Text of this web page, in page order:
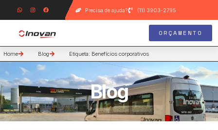
Precisa de ajuda? (11) 3903-2795
ORÇAMENTO
Home Blog Etiqueta: Benefícios corporativos
Blog